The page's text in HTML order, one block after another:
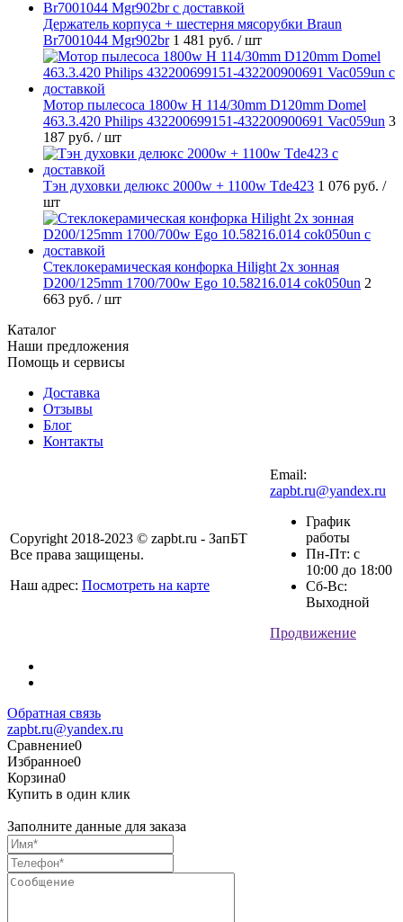
Держатель корпуса + шестерня мясорубки Braun
Br7001044 Mgr902br 1 481 руб. / шт
Мотор пылесоса 1800w H 114/30mm D120mm Domel
463.3.420 Philips 432200699151-432200900691 Vac059un 3
187 руб. / шт
Тэн духовки делюкс 2000w + 1100w Tde423 1 076 руб. /
шт
Стеклокерамическая конфорка Hilight 2х зонная
D200/125mm 1700/700w Ego 10.58216.014 cok050un 2
663 руб. / шт
Каталог
Наши предложения
Помощь и сервисы
Доставка
Отзывы
Блог
Контакты
Copyright 2018-2023 © zapbt.ru - ЗапБТ
Все права защищены.
Наш адрес: Посмотреть на карте
Email:
zapbt.ru@yandex.ru
График
работы
Пн-Пт: с
10:00 до 18:00
Сб-Вс:
Выходной
Продвижение
Обратная связь
zapbt.ru@yandex.ru
Сравнение0
Избранное0
Корзина0
Купить в один клик
Заполните данные для заказа